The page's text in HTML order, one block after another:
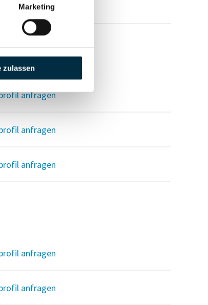
Marketing
zulassen
anfragen
anfragen
anfragen
anfragen
anfragen
anfragen